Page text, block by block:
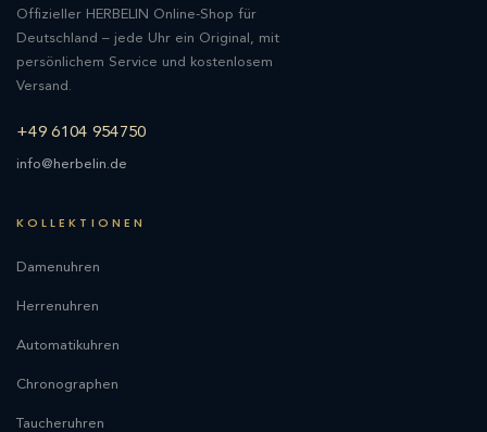
Offizieller HERBELIN Online-Shop für
Deutschland – jede Uhr ein Original, mit
persönlichem Service und kostenlosem
Versand.
+49 6104 954750
info@herbelin.de
KOLLEKTIONEN
Damenuhren
Herrenuhren
Automatikuhren
Chronographen
Taucheruhren